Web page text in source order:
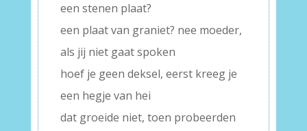
een stenen plaat?
een plaat van graniet? nee moeder,
als jij niet gaat spoken
hoef je geen deksel, eerst kreeg je
een hegje van hei
dat groeide niet, toen probeerden